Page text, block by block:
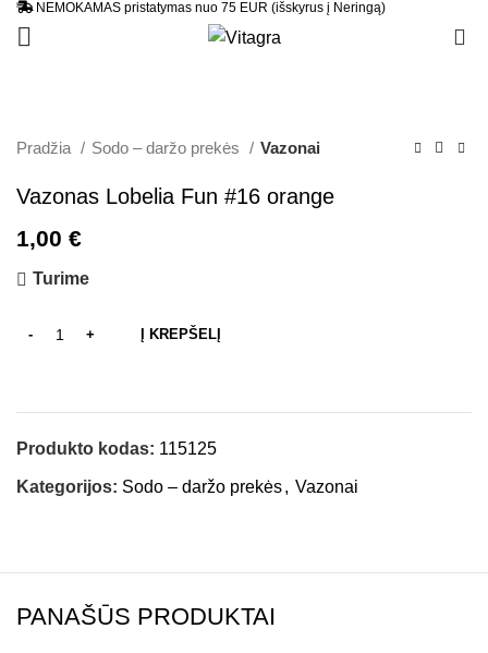
NEMOKAMAS pristatymas nuo 75 EUR (išskyrus į Neringą)
Pradžia Sodo – daržo prekės Vazonai
Vazonas Lobelia Fun #16 orange
1,00 €
Turime
Į KREPŠELĮ
Produkto kodas: 115125
Kategorijos: Sodo – daržo prekės, Vazonai
PANAŠŪS PRODUKTAI